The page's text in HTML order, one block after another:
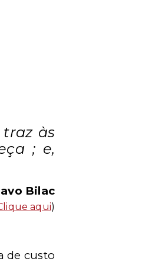
às
; e,
Bilac
aqui)
de custo